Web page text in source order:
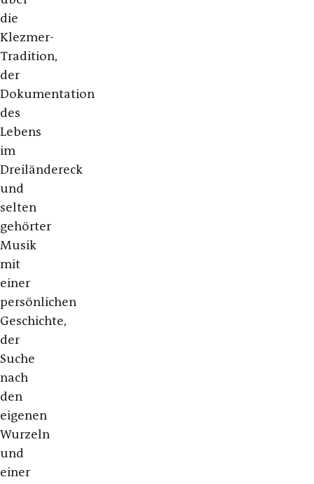
die
Klezmer-
Tradition,
der
Dokumentation
des
Lebens
im
Dreiländereck
und
selten
gehörter
Musik
mit
einer
persönlichen
Geschichte,
der
Suche
nach
den
eigenen
Wurzeln
und
einer